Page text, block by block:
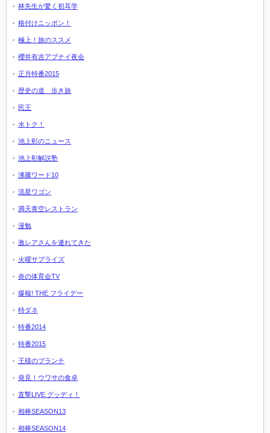
林先生が驚く初耳学
格付けニッポン！
極上！旅のススメ
櫻井有吉アブナイ夜会
正月特番2015
歴史の道 歩き旅
民王
水トク！
池上彰のニュース
池上彰解説塾
沸騰ワード10
流星ワゴン
満天青空レストラン
漫勉
激レアさんを連れてきた
火曜サプライズ
炎の体育会TV
爆報! THE フライデー
特ダネ
特番2014
特番2015
王様のブランチ
発見！ウワサの食卓
直撃LIVE グッディ！
相棒SEASON13
相棒SEASON14